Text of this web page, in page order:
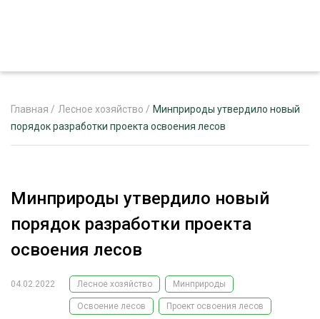
РЕКЛАМОДАТЕЛЯМ
ЛЕСНОЕ ХОЗЯЙСТВО
ЛЕСОЗАГОТОВКА
ЭКСПЕРТНОЕ МНЕНИЕ
Главная / Лесное хозяйство / Минприроды утвердило новый
порядок разработки проекта освоения лесов
Минприроды утвердило новый
порядок разработки проекта
освоения лесов
04.02.2022 Лесное хозяйство Минприроды
Освоение лесов Проект освоения лесов